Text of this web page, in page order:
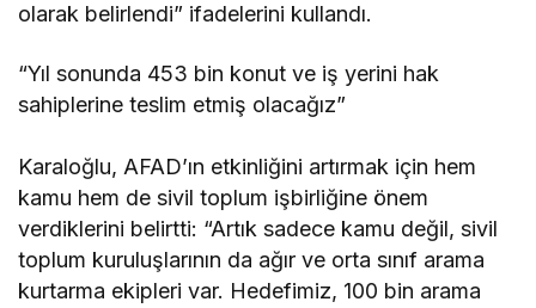
olarak belirlendi” ifadelerini kullandı.
“Yıl sonunda 453 bin konut ve iş yerini hak
sahiplerine teslim etmiş olacağız”
Karaloğlu, AFAD’ın etkinliğini artırmak için hem
kamu hem de sivil toplum işbirliğine önem
verdiklerini belirtti: “Artık sadece kamu değil, sivil
toplum kuruluşlarının da ağır ve orta sınıf arama
kurtarma ekipleri var. Hedefimiz, 100 bin arama